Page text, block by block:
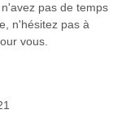
pas de temps
n'hésitez pas à
vous.